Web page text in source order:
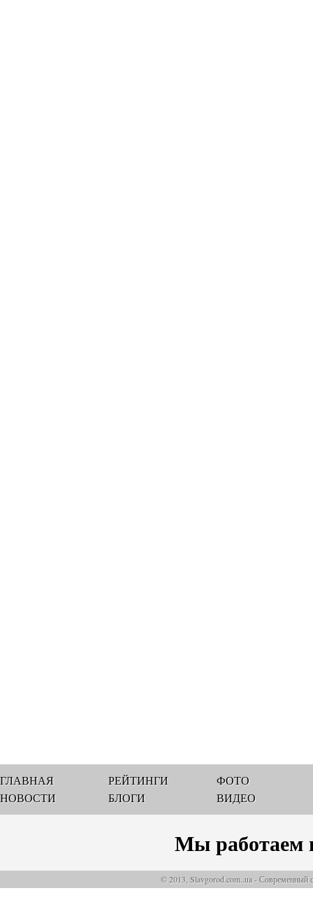
ГЛАВНАЯ
НОВОСТИ
РЕЙТИНГИ
БЛОГИ
ФОТО
ВИДЕО
Мы работаем
© 2013, Slavgorod.com..ua - Современный